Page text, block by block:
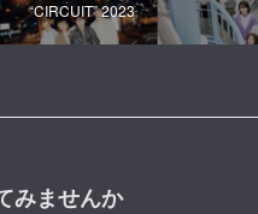
“CIRCUIT” 2023
みませんか